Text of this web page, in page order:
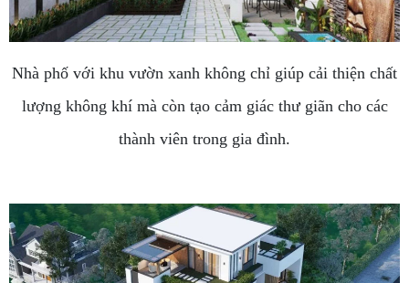
Nhà phố với khu vườn xanh không chỉ giúp cải thiện chất
lượng không khí mà còn tạo cảm giác thư giãn cho các
thành viên trong gia đình.